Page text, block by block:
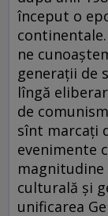
început o
ne
generaţii de
lîngă
de
sînt marcaţi
evenimente
culturală şi
unificarea